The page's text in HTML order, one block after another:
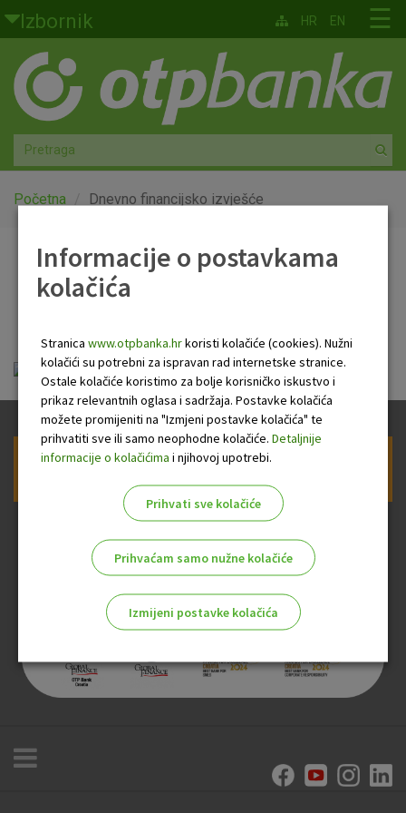
Skoči na glavni sadržaj
Izbornik
Građani
Privatno bankarstvo
Agro
Mala poduzeća i obrtnici
Globalna tržišta
O nama
☰
HR EN
Početna Dnevno financijsko izvješće
Dnevno financijsko
Dnevno financijsko izvješće.pdf
Prijava na newsletter OTP banke
Informacije o postavkama
kolačića
Stranica www.otpbanka.hrkoristi kolačiće (cookies). Nužni
kolačići su potrebni za ispravan rad internetske stranice.
Ostale kolačiće koristimo za bolje korisničko iskustvo i
prikaz relevantnih oglasa i sadržaja. Postavke kolačića
možete promijeniti na "Izmjeni postavke kolačića" te
prihvatiti sve ili samo neophodne kolačiće. Detaljnije
informacije o kolačićima i njihovoj upotrebi.
Prihvati sve kolačiće
Prihvaćam samo nužne kolačiće
Izmijeni postavke kolačića